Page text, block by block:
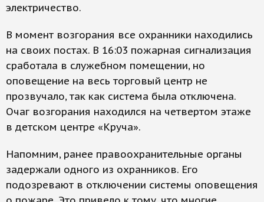
электричество.
В момент возгорания все охранники находились
на своих постах. В 16:03 пожарная сигнализация
сработала в служебном помещении, но
оповещение на весь торговый центр не
прозвучало, так как система была отключена.
Очаг возгорания находился на четвертом этаже
в детском центре «Круча».
Напомним, ранее правоохранительные органы
задержали одного из охранников. Его
подозревают в отключении системы оповещения